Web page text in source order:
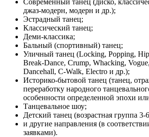
джаз-модерн, модерн и др.);
Эстрадный танец;
Классический танец;
Деми-классика;
Бальный (спортивный) танец;
Уличный танец (Locking, Popping,
Break-Dance, Crump, Whacking,
Dancehall, C-Walk, Electro и др.);
Историко-бытовой танец (танец,
переработку народного
особенности определенной эпохи
Танцевальное шоу;
Детский танец (возрастная группа 3-
и другие направления (в
заявками).